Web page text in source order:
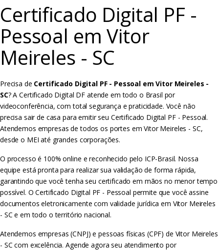
Certificado Digital PF -
Pessoal em Vitor
Meireles - SC
Precisa de Certificado Digital PF - Pessoal em Vitor Meireles -
SC? A Certificado Digital DF atende em todo o Brasil por
videoconferência, com total segurança e praticidade. Você não
precisa sair de casa para emitir seu Certificado Digital PF - Pessoal.
Atendemos empresas de todos os portes em Vitor Meireles - SC,
desde o MEI até grandes corporações.
O processo é 100% online e reconhecido pelo ICP-Brasil. Nossa
equipe está pronta para realizar sua validação de forma rápida,
garantindo que você tenha seu certificado em mãos no menor tempo
possível. O Certificado Digital PF - Pessoal permite que você assine
documentos eletronicamente com validade jurídica em Vitor Meireles
- SC e em todo o território nacional.
Atendemos empresas (CNPJ) e pessoas físicas (CPF) de Vitor Meireles
- SC com excelência. Agende agora seu atendimento por